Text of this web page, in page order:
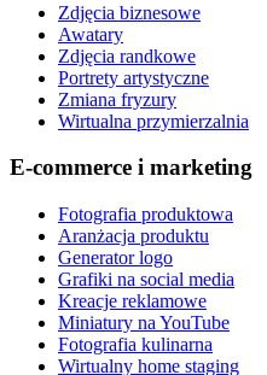
Zdjęcia biznesowe
Awatary
Zdjęcia randkowe
Portrety artystyczne
Zmiana fryzury
Wirtualna przymierzalnia
E-commerce i marketing
Fotografia produktowa
Aranżacja produktu
Generator logo
Grafiki na social media
Kreacje reklamowe
Miniatury na YouTube
Fotografia kulinarna
Wirtualny home staging